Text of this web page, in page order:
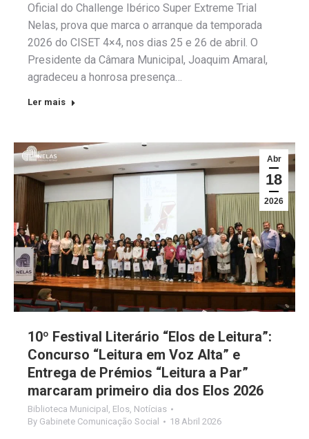
Oficial do Challenge Ibérico Super Extreme Trial
Nelas, prova que marca o arranque da temporada
2026 do CISET 4×4, nos dias 25 e 26 de abril. O
Presidente da Câmara Municipal, Joaquim Amaral,
agradeceu a honrosa presença…
Ler mais
Abr
18
2026
10º Festival Literário “Elos de Leitura”:
Concurso “Leitura em Voz Alta” e
Entrega de Prémios “Leitura a Par”
marcaram primeiro dia dos Elos 2026
Biblioteca Municipal Elos Notícias
By Gabinete Comunicação Social 18 Abril 2026